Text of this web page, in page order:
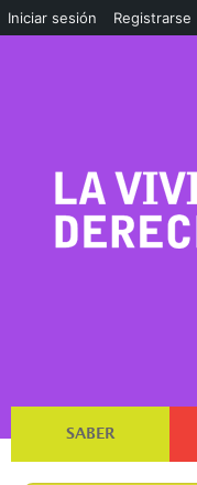
SABER
Iniciar sesión Registrarse